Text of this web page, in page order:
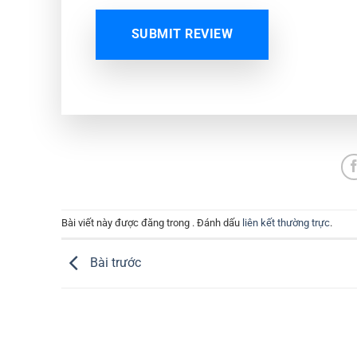
SUBMIT REVIEW
Bài viết này được đăng trong . Đánh dấu liên kết thường trực.
Bài trước